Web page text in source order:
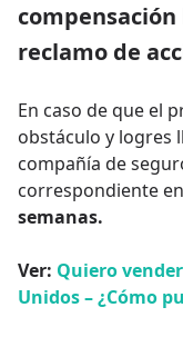
reclamo de
En caso de que el
obstáculo y logres
compañía de
correspondiente
semanas.
Ver: Quiero
Unidos – ¿Cómo